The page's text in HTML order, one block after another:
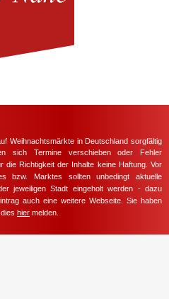
Weihnachtsmärkte in Deutschland sorgfältig
sich Termine verschieben oder Fehler
die Richtigkeit der Inhalte keine Haftung. Vor
bzw. Marktes sollten unbedingt aktuelle
jeweiligen Stadt eingeholt werden - dazu
auch eine weitere Webseite. Sie haben
hier melden.